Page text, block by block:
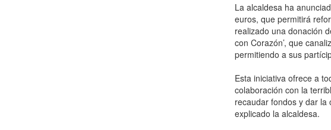
La alcaldesa ha
euros, que permitirá
realizado una donación
con Corazón’, que
permitiendo a sus
Esta iniciativa ofrece a
colaboración con la
recaudar fondos y dar
explicado la alcaldesa.